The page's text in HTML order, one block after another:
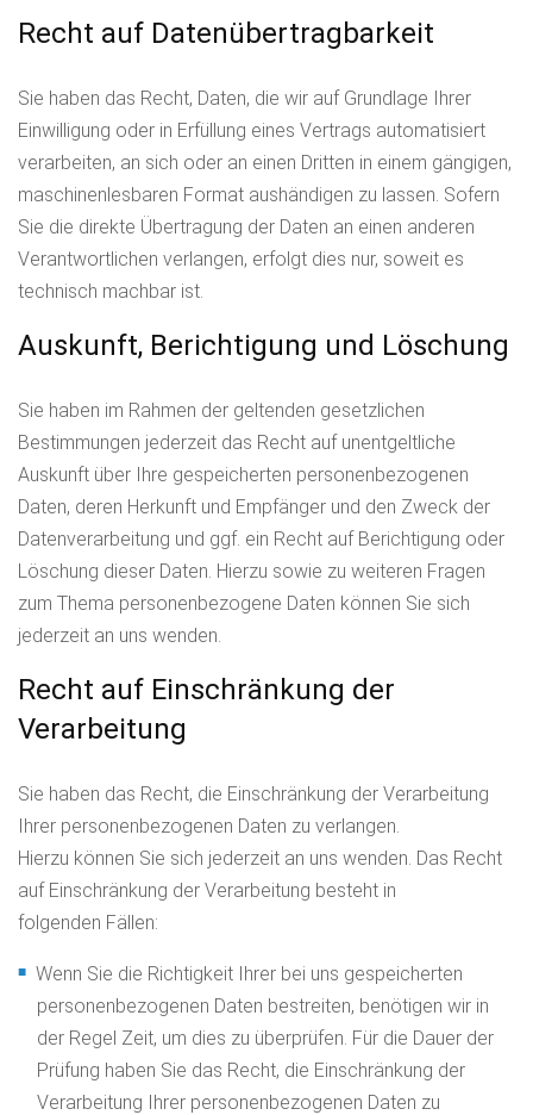
Recht auf Datenübertragbarkeit
Sie haben das Recht, Daten, die wir auf Grundlage Ihrer
Einwilligung oder in Erfüllung eines Vertrags automatisiert
verarbeiten, an sich oder an einen Dritten in einem gängigen,
maschinenlesbaren Format aushändigen zu lassen. Sofern
Sie die direkte Übertragung der Daten an einen anderen
Verantwortlichen verlangen, erfolgt dies nur, soweit es
technisch machbar ist.
Auskunft, Berichtigung und Löschung
Sie haben im Rahmen der geltenden gesetzlichen
Bestimmungen jederzeit das Recht auf unentgeltliche
Auskunft über Ihre gespeicherten personenbezogenen
Daten, deren Herkunft und Empfänger und den Zweck der
Datenverarbeitung und ggf. ein Recht auf Berichtigung oder
Löschung dieser Daten. Hierzu sowie zu weiteren Fragen
zum Thema personenbezogene Daten können Sie sich
jederzeit an uns wenden.
Recht auf Einschränkung der
Verarbeitung
Sie haben das Recht, die Einschränkung der Verarbeitung
Ihrer personenbezogenen Daten zu verlangen.
Hierzu können Sie sich jederzeit an uns wenden. Das Recht
auf Einschränkung der Verarbeitung besteht in
folgenden Fällen:
Wenn Sie die Richtigkeit Ihrer bei uns gespeicherten
personenbezogenen Daten bestreiten, benötigen wir in
der Regel Zeit, um dies zu überprüfen. Für die Dauer der
Prüfung haben Sie das Recht, die Einschränkung der
Verarbeitung Ihrer personenbezogenen Daten zu